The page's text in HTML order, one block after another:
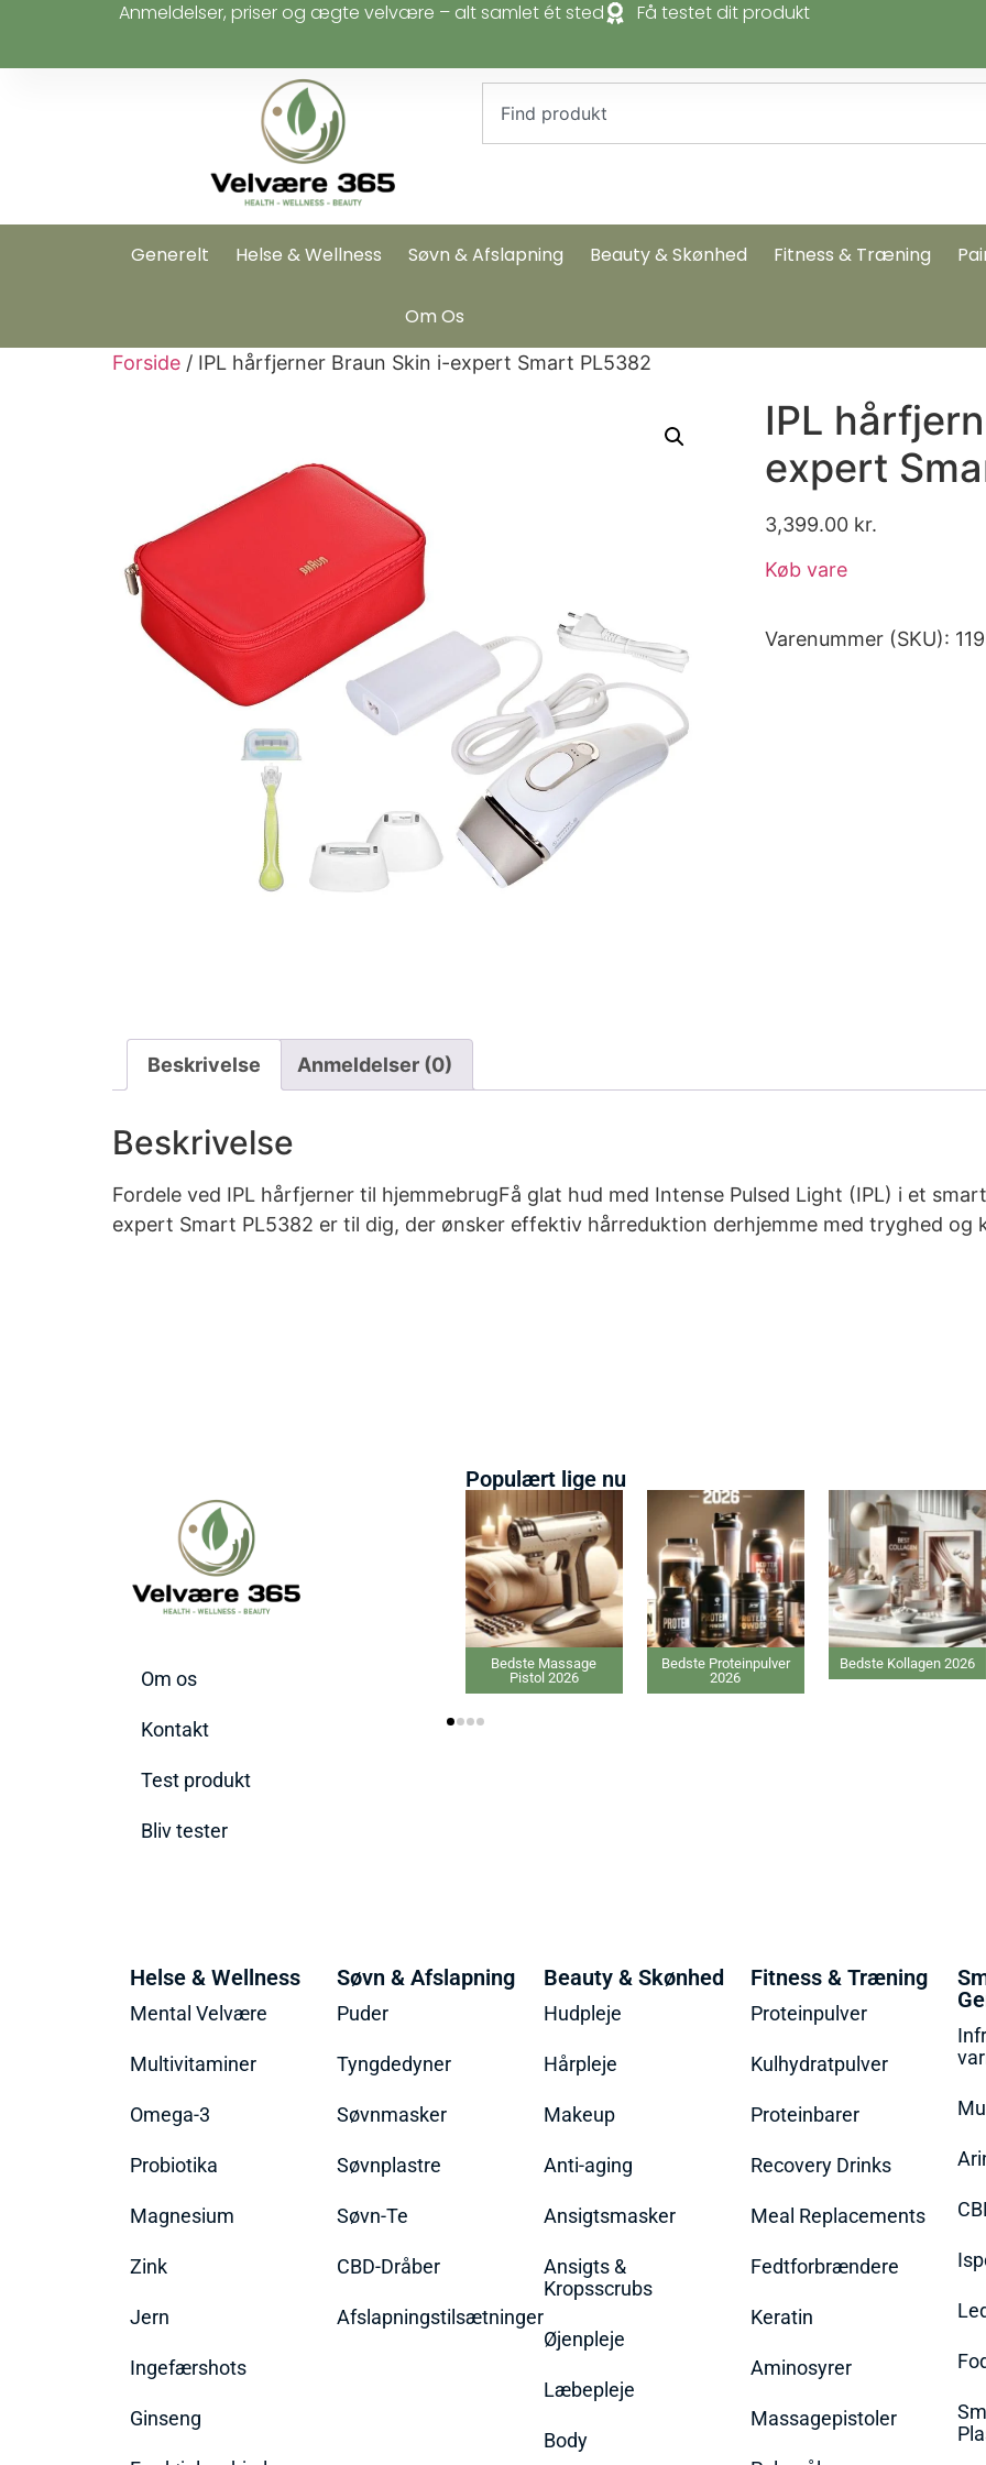
Anmeldelser, priser og ægte velvære – alt samlet ét sted Få testet dit produkt
Generelt Helse & Wellness Søvn & Afslapning Beauty & Skønhed Fitness & Træning
Om Os
Forside / IPL hårfjerner Braun Skin i-expert Smart PL5382
IPL
expert
3,399.00 kr.
Køb vare
Varenummer (SKU):
Beskrivelse Anmeldelser (0)
Beskrivelse
Fordele ved IPL hårfjerner til hjemmebrugFå glat hud med Intense Pulsed Light (IPL) i et
expert Smart PL5382 er til dig, der ønsker effektiv hårreduktion derhjemme med tryghed og
Om os
Kontakt
Test produkt
Bliv tester
Populært lige nu
Bedste Massage
Pistol 2026
Bedste Proteinpulver
2026
Bedste Kollagen 2026
Helse & Wellness
Mental Velvære
Multivitaminer
Omega-3
Probiotika
Magnesium
Zink
Jern
Ingefærshots
Ginseng
Søvn & Afslapning
Puder
Tyngdedyner
Søvnmasker
Søvnplastre
Søvn-Te
CBD-Dråber
Afslapningstilsætninger
Beauty & Skønhed
Hudpleje
Hårpleje
Makeup
Anti-aging
Ansigtsmasker
Ansigts &
Kropsscrubs
Øjenpleje
Læbepleje
Body
Fitness & Træning
Proteinpulver
Kulhydratpulver
Proteinbarer
Recovery Drinks
Meal Replacements
Fedtforbrændere
Keratin
Aminosyrer
Massagepistoler